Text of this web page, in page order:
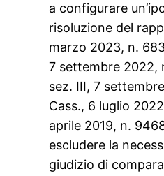
a configurare
risoluzione del
marzo 2023, n.
7 settembre 2022,
sez. III, 7
Cass., 6 luglio
aprile 2019, n.
escludere la
giudizio di